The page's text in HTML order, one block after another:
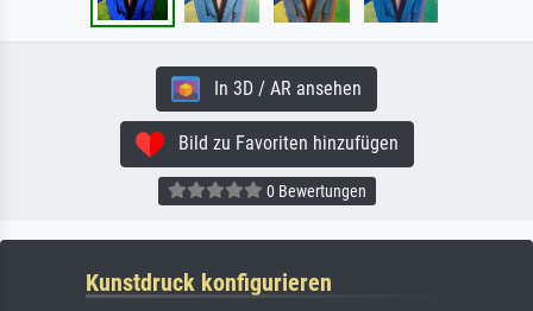
In 3D / AR ansehen
Bild zu Favoriten hinzufügen
0 Bewertungen
Kunstdruck konfigurieren